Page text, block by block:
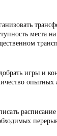
места
игры и
опытных